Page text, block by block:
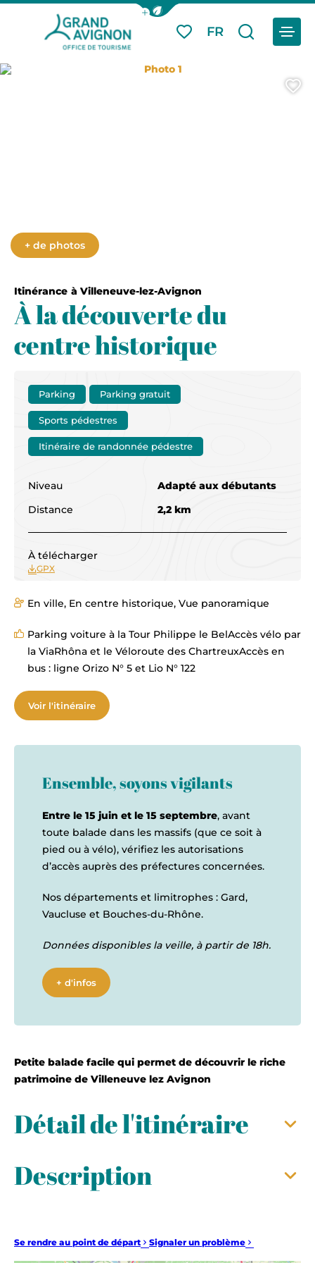
Afficher la barre de navigation du
Mes favoris
FR
Je
Menu
Itinérance à Villeneuve-lez-Avignon
À la découverte du
centre historique
Photo 1
+ de photos
Ensemble, soyons vigilants
Entre le 15 juin et le 15 septembre, avant
toute balade dans les massifs (que ce soit à
pied ou à vélo), vérifiez les autorisations
d’accès auprès des préfectures concernées.
Nos départements et limitrophes : Gard,
Vaucluse et Bouches-du-Rhône.
Données disponibles la veille, à partir de 18h.
+ d'infos
Petite balade facile qui permet de découvrir le riche
patrimoine de Villeneuve lez Avignon
Détail de l'itinéraire
Description
Parking Parking gratuit
Sports pédestres
Itinéraire de randonnée pédestre
Niveau
Adapté aux débutants
Distance
2,2 km
À télécharger
GPX
En ville, En centre historique, Vue panoramique
Parking voiture à la Tour Philippe le BelAccès vélo par
la ViaRhôna et le Véloroute des ChartreuxAccès en
bus : ligne Orizo N° 5 et Lio N° 122
Voir l'itinéraire
Se rendre au point de départ Signaler un problème